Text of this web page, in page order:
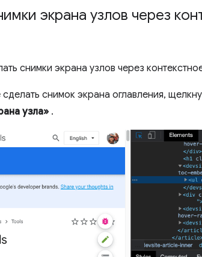
экрана узлов через
снимки экрана узлов через
снимок экрана оглавления,
узла» .